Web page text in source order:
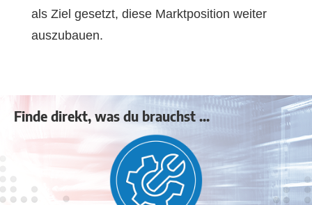
als Ziel gesetzt, diese Marktposition weiter
auszubauen.
Finde direkt, was du brauchst ...